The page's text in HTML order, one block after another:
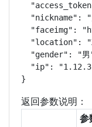
"nickname": "
"faceimg":
"location":
"gender": "男
"ip":
}
返回参数说明：
参